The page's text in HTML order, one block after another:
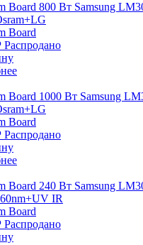
Board 800 Вт Samsung
Board
Распродано
Board 1000 Вт Samsung
Board
Распродано
Board 240 Вт Samsung
IR
Board
Распродано